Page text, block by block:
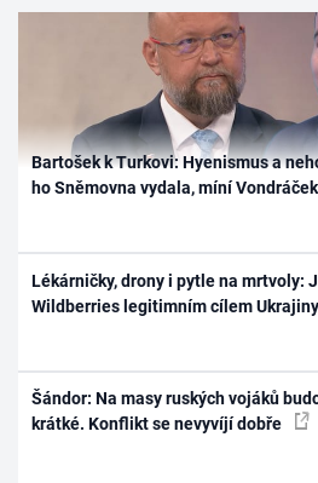
Bartošek k Turkovi: Hyenismus a
ho Sněmovna vydala, míní Vondráček
Lékárničky, drony i pytle na mrtvoly:
Wildberries legitimním cílem
Šándor: Na masy ruských vojáků
krátké. Konflikt se nevyvíjí dobře